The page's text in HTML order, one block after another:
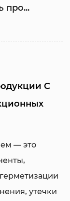
про...
С
— это
утечки